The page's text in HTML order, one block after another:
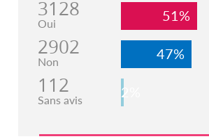
3128
Oui 51%
2902
Non 47%
112
Sans avis 2%